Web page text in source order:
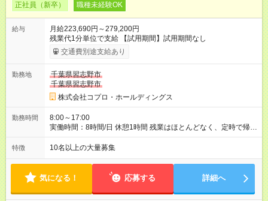
正社員（新卒） 職種未経験OK
給与
月給223,690円～279,200円
残業代1分単位で支給 【試用期間】試用期間なし
交通費別途支給あり
勤務地
千葉県習志野市
千葉県習志野市
株式会社コプロ・ホールディングス
勤務時間
8:00～17:00
実働時間：8時間/日 休憩1時間 残業はほとんどなく、定時で帰れ
る日が多い働き方です。 毎日の業務は進捗管理や事務が中心な
ので、 「今日やるべき仕事」が終われば、自然と区切りをつけ
方を大切にしています。
特徴 10名以上の大量募集
気になる！ 応募する 詳細へ